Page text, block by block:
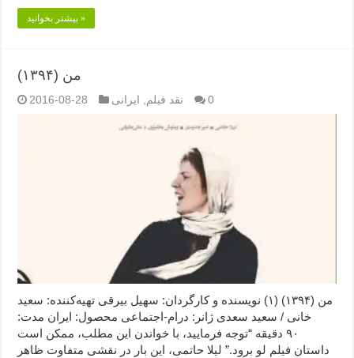
بیشتر بخوانید »
من (۱۳۹۴)
2016-08-28 نقد فیلم, ایرانی 0
من (۱۳۹۴) (۱) نویسنده و کارگردان: سهیل بیرقی تهیه‌کننده: سعید
خانی / سعید سعدی ژانر: درام-اجتماعی محصول: ایران مدت:
۹۰ دقیقه “توجه فرمایید،‌ با خواندن این مطلب، ممکن است
داستان فیلم لو برود.” لیلا حاتمی، این بار در نقشی متفاوت ظاهر